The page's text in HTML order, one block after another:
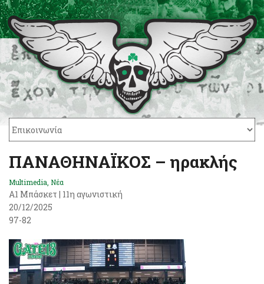
ΠΑΝΑΘΗΝΑΪΚΟΣ – ηρακλής
Multimedia Νέα
Α1 Μπάσκετ | 11η αγωνιστική
20/12/2025
97-82